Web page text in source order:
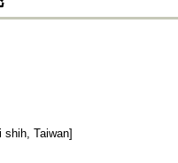
shih, Taiwan]